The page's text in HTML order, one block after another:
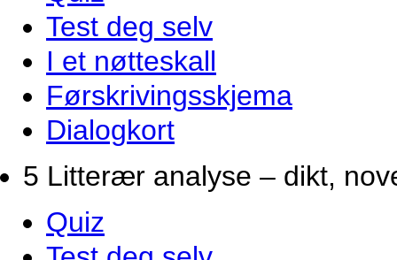
Test deg selv
I et nøtteskall
Førskrivingsskjema
Dialogkort
5 Litterær analyse – dikt,
Quiz